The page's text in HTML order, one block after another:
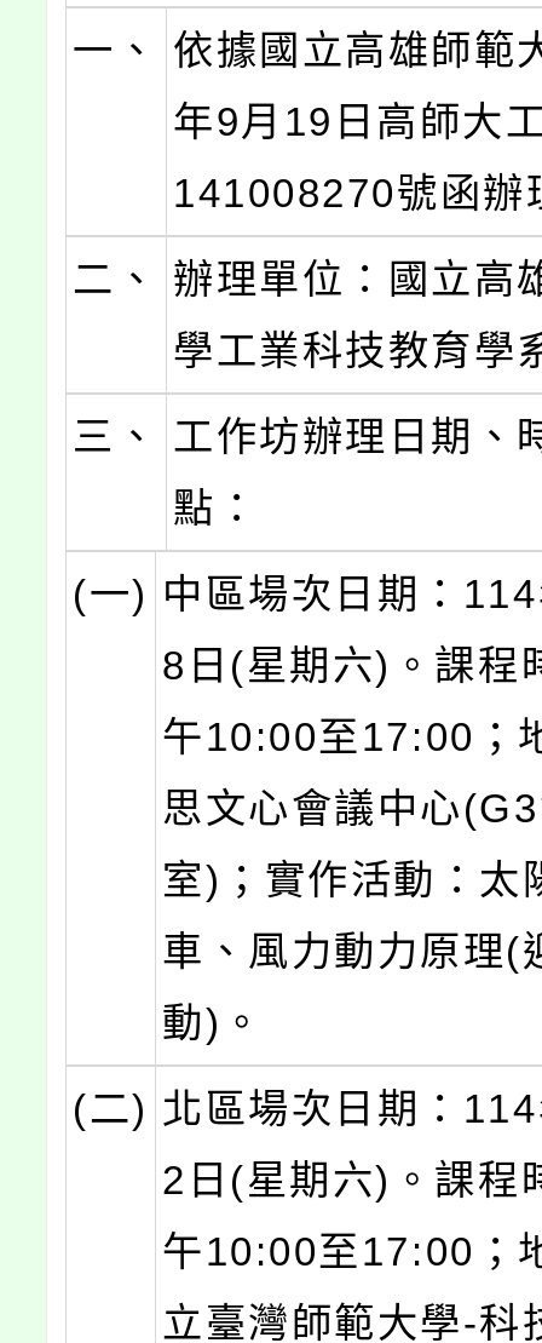
一、
依據國立高雄師範
年9月19日高師大
141008270號函辦
二、
辦理單位：國立高
學工業科技教育學
三、
工作坊辦理日期、
點：
(一) 中區場次日期：
8日(星期六)。課程
午10:00至17:00；
思文心會議中心
室)；實作活動：太
車、風力動力原理(
動)。
(二) 北區場次日期：
2日(星期六)。課程
午10:00至17:00；
立臺灣師範大學-科